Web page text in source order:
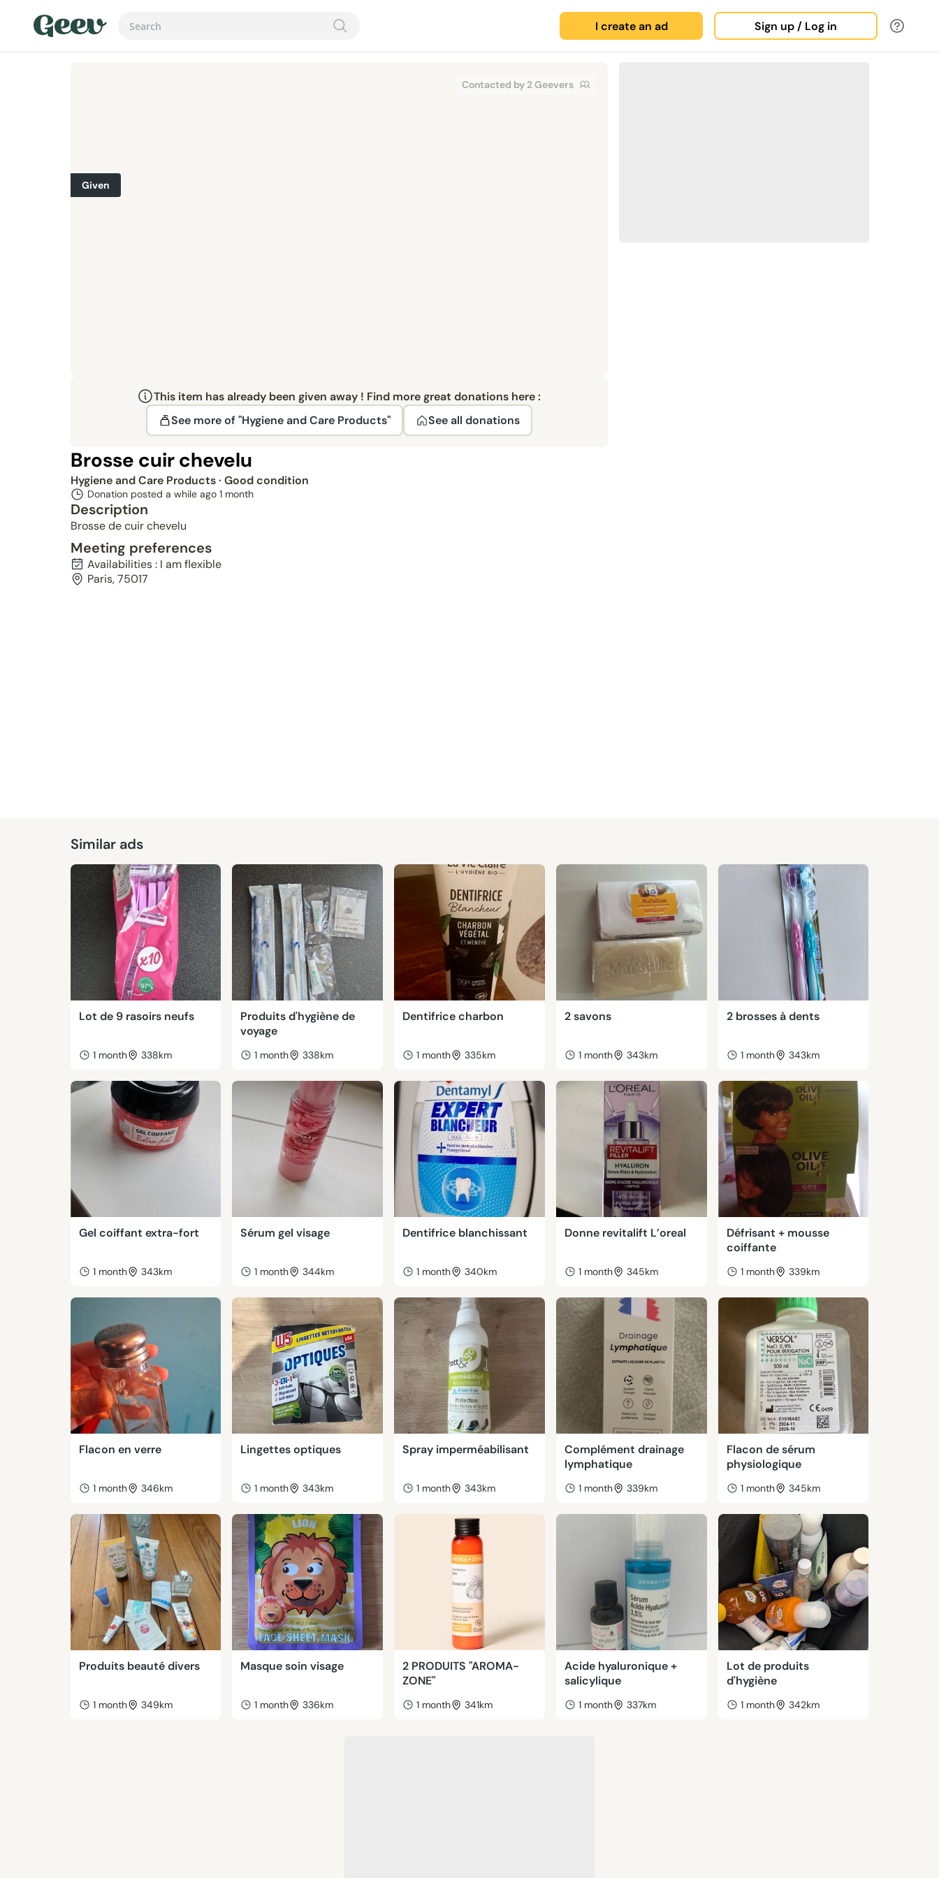
I create an ad Sign up / Log in
Contacted by 2 Geevers
Given
This item has already been given away ! Find more great donations here :
See more of "Hygiene and Care Products"
See all donations
Brosse cuir chevelu
Hygiene and Care Products· Good condition
Donation posted a while ago 1 month
Description
Brosse de cuir chevelu
Meeting preferences
Availabilities : I am flexible
Paris, 75017
Similar ads
Lot de 9 rasoirs neufs
1 month 338km
Produits d'hygiène de
voyage
1 month 338km
Dentifrice charbon
1 month 335km
2 savons
1 month 343km
2 brosses à dents
1 month 343km
Gel coiffant extra-fort
1 month 343km
Sérum gel visage
1 month 344km
Dentifrice blanchissant
1 month 340km
Donne revitalift L’oreal
1 month 345km
Défrisant + mousse
coiffante
1 month 339km
Flacon en verre
1 month 346km
Lingettes optiques
1 month 343km
Spray imperméabilisant
1 month 343km
Complément drainage
lymphatique
1 month 339km
Flacon de sérum
physiologique
1 month 345km
Produits beauté divers
1 month 349km
Masque soin visage
1 month 336km
2 PRODUITS "AROMA-
ZONE"
1 month 341km
Acide hyaluronique +
salicylique
1 month 337km
Lot de produits
d'hygiène
1 month 342km